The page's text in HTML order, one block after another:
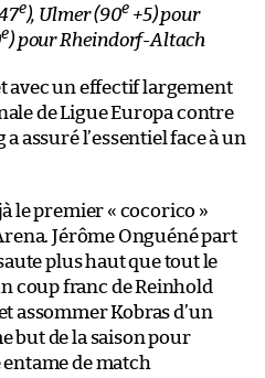
e), Ulmer (90e +5) pour
e) pour Rheindorf-Altach
avec un effectif largement
de Ligue Europa contre
assuré l’essentiel face à un
le premier « cocorico »
Jérôme Onguéné part
plus haut que tout le
coup franc de Reinhold
assommer Kobras d’un
but de la saison pour
entame de match